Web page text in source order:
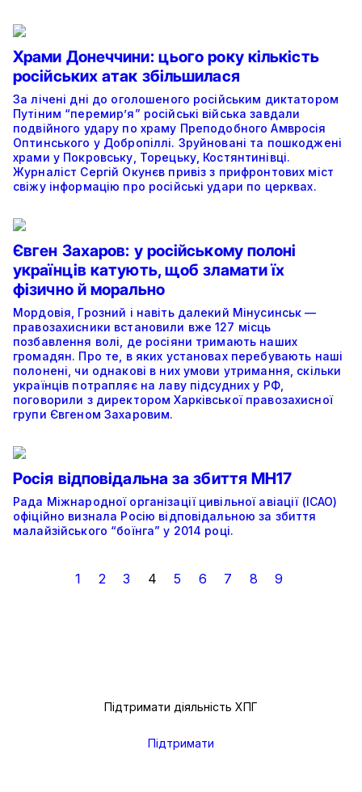
Храми Донеччини: цього року кількість
російських атак збільшилася
За лічені дні до оголошеного російським диктатором
Путіним “перемир’я” російські війська завдали
подвійного удару по храму Преподобного Амвросія
Оптинського у Добропіллі. Зруйновані та пошкоджені
храми у Покровську, Торецьку, Костянтинівці.
Журналіст Сергій Окунєв привіз з прифронтових міст
свіжу інформацію про російські удари по церквах.
Євген Захаров: у російському полоні
українців катують, щоб зламати їх
фізично й морально
Мордовія, Грозний і навіть далекий Мінусинськ —
правозахисники встановили вже 127 місць
позбавлення волі, де росіяни тримають наших
громадян. Про те, в яких установах перебувають наші
полонені, чи однакові в них умови утримання, скільки
українців потрапляє на лаву підсудних у РФ,
поговорили з директором Харківської правозахисної
групи Євгеном Захаровим.
Росія відповідальна за збиття MH17
Рада Міжнародної організації цивільної авіації (ICAO)
офіційно визнала Росію відповідальною за збиття
малайзійського “боїнга” у 2014 році.
1 2 3 4 5 6 7 8 9
Підтримати діяльність ХПГ
Підтримати